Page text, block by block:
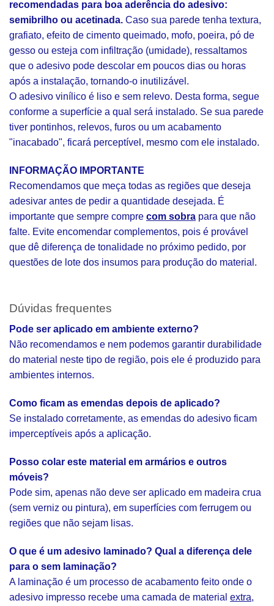
recomendadas para boa aderência do adesivo:
semibrilho ou acetinada. Caso sua parede tenha textura,
grafiato, efeito de cimento queimado, mofo, poeira, pó de
gesso ou esteja com infiltração (umidade), ressaltamos
que o adesivo pode descolar em poucos dias ou horas
após a instalação, tornando-o inutilizável.
O adesivo vinílico é liso e sem relevo. Desta forma, segue
conforme a superfície a qual será instalado. Se sua parede
tiver pontinhos, relevos, furos ou um acabamento
"inacabado", ficará perceptível, mesmo com ele instalado.
INFORMAÇÃO IMPORTANTE
Recomendamos que meça todas as regiões que deseja
adesivar antes de pedir a quantidade desejada. É
importante que sempre compre com sobra para que não
falte. Evite encomendar complementos, pois é provável
que dê diferença de tonalidade no próximo pedido, por
questões de lote dos insumos para produção do material.
Dúvidas frequentes
Pode ser aplicado em ambiente externo?
Não recomendamos e nem podemos garantir durabilidade
do material neste tipo de região, pois ele é produzido para
ambientes internos.
Como ficam as emendas depois de aplicado?
Se instalado corretamente, as emendas do adesivo ficam
imperceptíveis após a aplicação.
Posso colar este material em armários e outros
móveis?
Pode sim, apenas não deve ser aplicado em madeira crua
(sem verniz ou pintura), em superfícies com ferrugem ou
regiões que não sejam lisas.
O que é um adesivo laminado? Qual a diferença dele
para o sem laminação?
A laminação é um processo de acabamento feito onde o
adesivo impresso recebe uma camada de material extra,